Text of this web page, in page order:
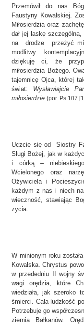
Przemówił do nas
Faustyny Kowalskiej.
Miłosierdzia oraz
dał jej łaskę
na drodze przeżyć
modlitwy
dziękuję ci, że
miłosierdzia Bożego.
tajemnicę Ojca, której
świat: Wysławiajcie
miłosierdzie (por. Ps 107
Uczcie się od Siostry
Sługi Bożej, jak w
i córką –
Wcielonego oraz
Ożywiciela i
każdym z nas i niech
wieczność, stawiając
życia.
W minionym roku
Kowalska. Chrystus
w przededniu II wojny
wagi orędzia, które
wiedziała, jak szeroko
śmierci. Cała ludzkość
Potrzebuje go
ziemia Bałkanów.